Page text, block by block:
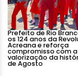
Prefeito de Rio
os 124 anos da
Acreana e reforça
compromisso com a
valorização da
de Agosto